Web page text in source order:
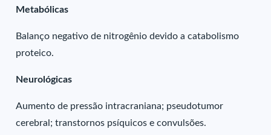
Metabólicas
Balanço negativo de nitrogênio devido a catabolismo
proteico.
Neurológicas
Aumento de pressão intracraniana; pseudotumor
cerebral; transtornos psíquicos e convulsões.